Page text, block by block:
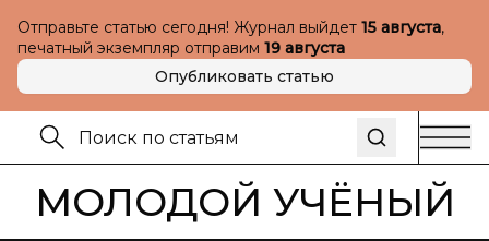
Отправьте статью сегодня! Журнал выйдет 15 августа,
печатный экземпляр отправим 19 августа
Опубликовать статью
МОЛОДОЙ УЧЁНЫЙ